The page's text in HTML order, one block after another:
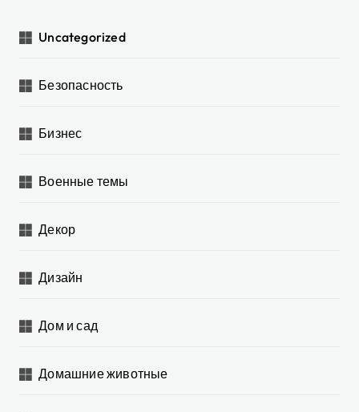
Uncategorized
Безопасность
Бизнес
Военные темы
Декор
Дизайн
Дом и сад
Домашние животные